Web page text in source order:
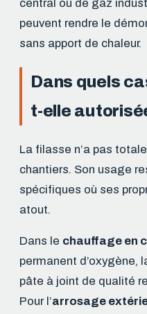
central ou de gaz
peuvent rendre le
sans apport de chaleur.
Dans quels
t-elle
La filasse n’a pas
chantiers. Son usage
spécifiques où ses
atout.
Dans le chauffage en
permanent d’oxygène,
pâte à joint de qualité
Pour l’arrosage